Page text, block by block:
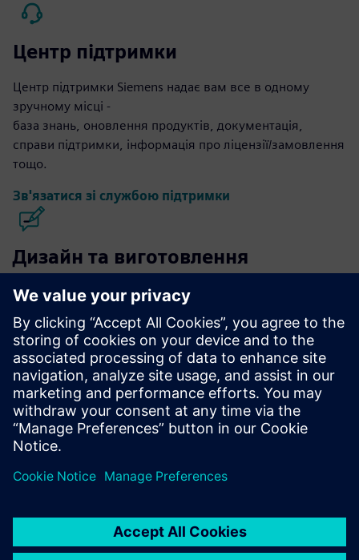
Центр підтримки
Центр підтримки Siemens надає вам все в одному
зручному місці -
база знань, оновлення продуктів, документація,
справи підтримки, інформація про ліцензії/замовлення
тощо.
Зв'язатися зі службою підтримки
Дизайн та виготовлення
мікросхем Calibre
Набір інструментів Calibre забезпечує точну,
ефективну та всебічну перевірку та оптимізацію
мікросхем для всіх вузлів процесів та стилів
проектування, мінімізуючи використання ресурсів та
графіки стрічок.
Вчіться у експертів